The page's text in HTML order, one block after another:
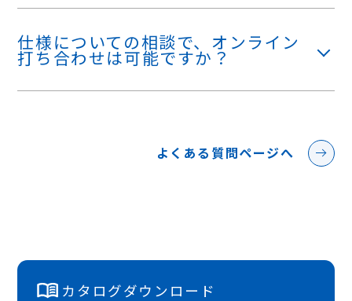
仕様についての相談で、オンライン
打ち合わせは可能ですか？
よくある質問ページへ
カタログダウンロード